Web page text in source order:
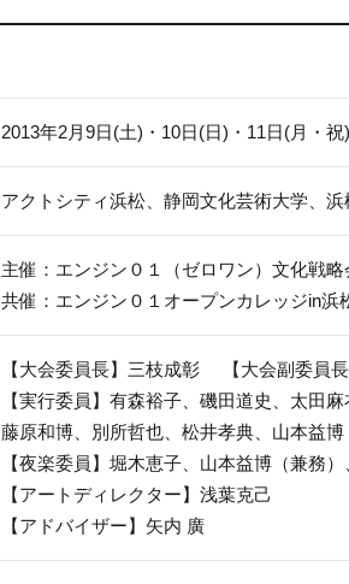
2013年2月9日(土)・10日(日)・11日(月・祝)
アクトシティ浜松、静岡文化芸術大学、
主催：エンジン０１（ゼロワン）文化戦略
共催：エンジン０１オープンカレッジin浜
【大会委員長】三枝成彰 【大会副委員
【実行委員】有森裕子、磯田道史、太田
藤原和博、別所哲也、松井孝典、山本益博
【夜楽委員】堀木恵子、山本益博（兼務
【アートディレクター】浅葉克己
【アドバイザー】矢内 廣